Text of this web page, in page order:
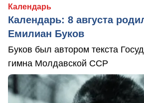
Календарь
Календарь: 8 августа
Емилиан Буков
Буков был автором текста
гимна Молдавской ССР